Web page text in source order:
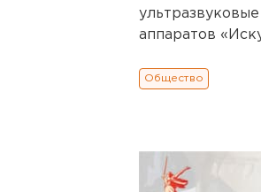
аппаратов
Общество